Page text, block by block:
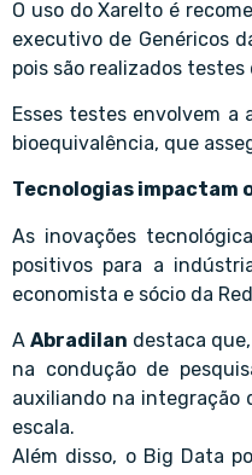
O uso do Xarelto é
executivo de Genéricos
pois são realizados
Esses testes envolvem a
bioequivalência, que
Tecnologias impactam
As inovações
positivos para a
economista e sócio da
AAbradilan destaca
na condução de
auxiliando na integração
escala.
Além disso, o Big Data